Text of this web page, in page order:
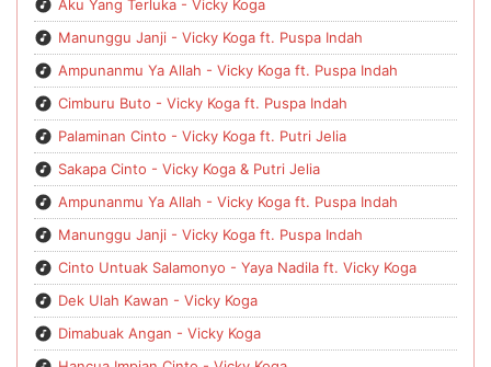
Aku Yang Terluka - Vicky Koga
Manunggu Janji - Vicky Koga ft. Puspa Indah
Ampunanmu Ya Allah - Vicky Koga ft. Puspa Indah
Cimburu Buto - Vicky Koga ft. Puspa Indah
Palaminan Cinto - Vicky Koga ft. Putri Jelia
Sakapa Cinto - Vicky Koga & Putri Jelia
Ampunanmu Ya Allah - Vicky Koga ft. Puspa Indah
Manunggu Janji - Vicky Koga ft. Puspa Indah
Cinto Untuak Salamonyo - Yaya Nadila ft. Vicky Koga
Dek Ulah Kawan - Vicky Koga
Dimabuak Angan - Vicky Koga